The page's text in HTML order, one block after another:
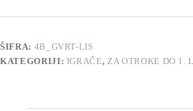
količina
ŠIFRA: 4B_GVRT-LIS
KATEGORIJI: IGRAČE,ZA OTROKE DO 1.